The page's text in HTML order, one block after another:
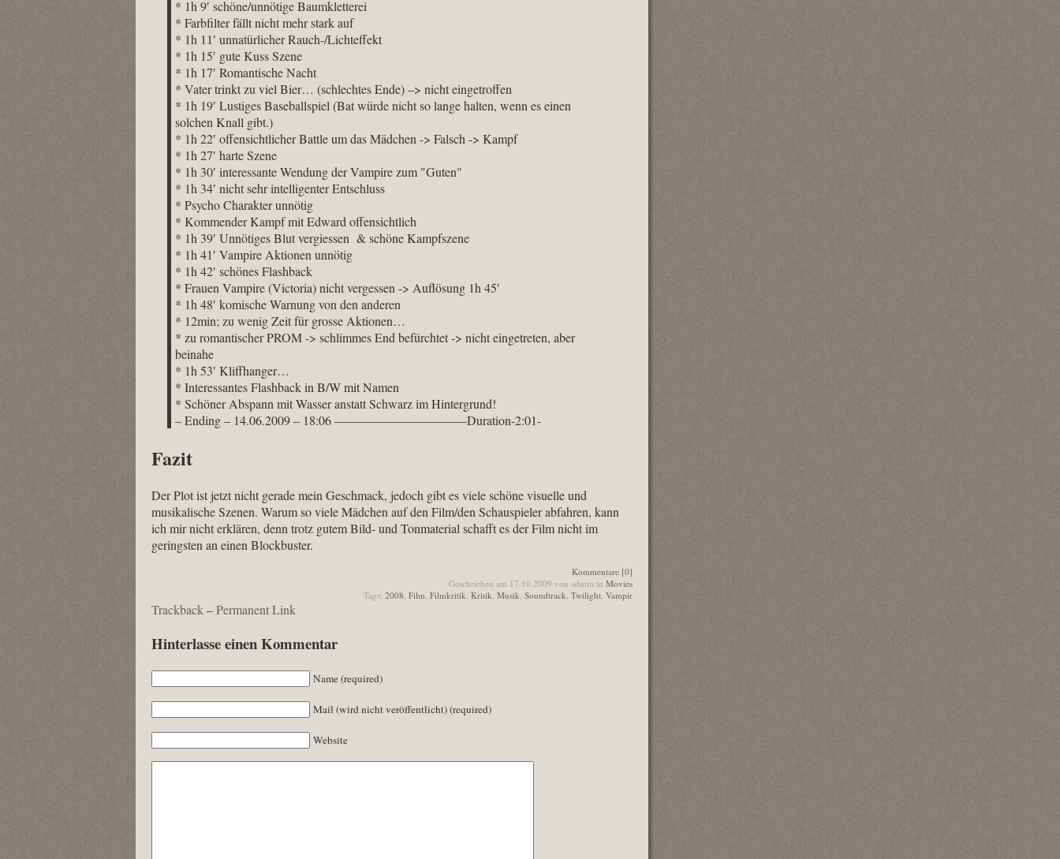
* 1h 9′ schöne/unnötige Baumkletterei
* Farbfilter fällt nicht mehr stark auf
* 1h 11′ unnatürlicher Rauch-/Lichteffekt
* 1h 15′ gute Kuss Szene
* 1h 17′ Romantische Nacht
* Vater trinkt zu viel Bier… (schlechtes Ende) –> nicht eingetroffen
* 1h 19′ Lustiges Baseballspiel (Bat würde nicht so lange halten, wenn es einen
solchen Knall gibt.)
* 1h 22′ offensichtlicher Battle um das Mädchen -> Falsch -> Kampf
* 1h 27′ harte Szene
* 1h 30′ interessante Wendung der Vampire zum "Guten"
* 1h 34′ nicht sehr intelligenter Entschluss
* Psycho Charakter unnötig
* Kommender Kampf mit Edward offensichtlich
* 1h 39′ Unnötiges Blut vergiessen & schöne Kampfszene
* 1h 41′ Vampire Aktionen unnötig
* 1h 42′ schönes Flashback
* Frauen Vampire (Victoria) nicht vergessen -> Auflösung 1h 45′
* 1h 48′ komische Warnung von den anderen
* 12min; zu wenig Zeit für grosse Aktionen…
* zu romantischer PROM -> schlimmes End befürchtet -> nicht eingetreten, aber
beinahe
* 1h 53′ Kliffhanger…
* Interessantes Flashback in B/W mit Namen
* Schöner Abspann mit Wasser anstatt Schwarz im Hintergrund!
– Ending – 14.06.2009 – 18:06 ——————————–Duration-2:01-
Fazit
Der Plot ist jetzt nicht gerade mein Geschmack, jedoch gibt es viele schöne visuelle und
musikalische Szenen. Warum so viele Mädchen auf den Film/den Schauspieler abfahren, kann
ich mir nicht erklären, denn trotz gutem Bild- und Tonmaterial schafft es der Film nicht im
geringsten an einen Blockbuster.
Kommentare [0]
Geschrieben am 17.10.2009 von admin in Movies
Tags: 2008, Film, Filmkritik, Kritik, Musik, Soundtrack, Twilight, Vampir
Trackback–Permanent Link
Hinterlasse einen Kommentar
Name (required)
Mail (wird nicht veröffentlicht) (required)
Website